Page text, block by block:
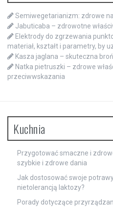
Semiwegetarianizm: zdrowe
Jabuticaba – zdrowotne
Elektrody do zgrzewania
materiał, kształt i parametry, by
Kasza jaglana – skuteczna
Natka pietruszki – zdrowe
przeciwwskazania
Kuchnia
Przygotować smaczne i
szybkie i zdrowe dania
Jak dostosować swoje
nietolerancją laktozy?
Porady dotyczące